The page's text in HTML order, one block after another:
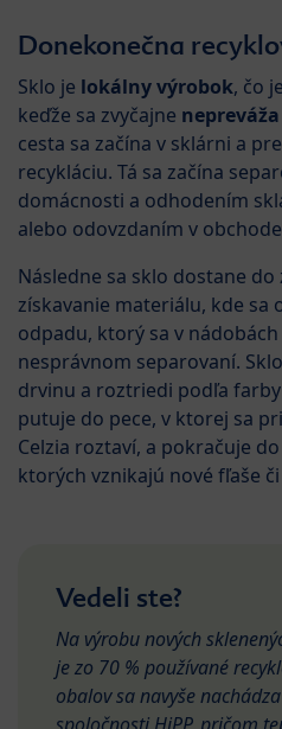
Donekonečna
Sklo je lokálny výrobok, čo
keďže sa zvyčajne
cesta sa začína v sklárni a
recykláciu. Tá sa začína
domácnosti a odhodením
alebo odovzdaním v
Následne sa sklo dostane
získavanie materiálu, kde sa
odpadu, ktorý sa v
nesprávnom separovaní.
drvinu a roztriedi podľa
putuje do pece, v ktorej sa
Celzia roztaví, a pokračuje
ktorých vznikajú nové fľaše
Vedeli ste?
Na výrobu nových
je zo 70 % používané
obalov sa navyše